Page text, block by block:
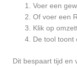
Voer een
Of voer een
Klik op
De tool toont
Dit bespaart tijd en